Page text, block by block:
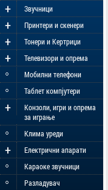
Звучници
+
Принтери и скенери
+
Тонери и Кертриџи
+
Телевизори и опрема
+
Мобилни телефони
◦
Таблет компјутери
◦
Конзоли, игри и опрема
за играње
+
Клима уреди
◦
Електрични апарати
+
Караоке звучници
◦
Разладувач
◦